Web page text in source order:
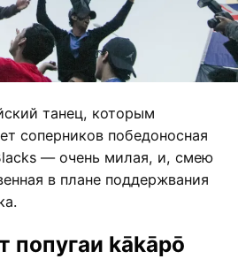
танец, которым
соперников победоносная
— очень милая, и, смею
в плане поддержвания
попугаи kākāpō